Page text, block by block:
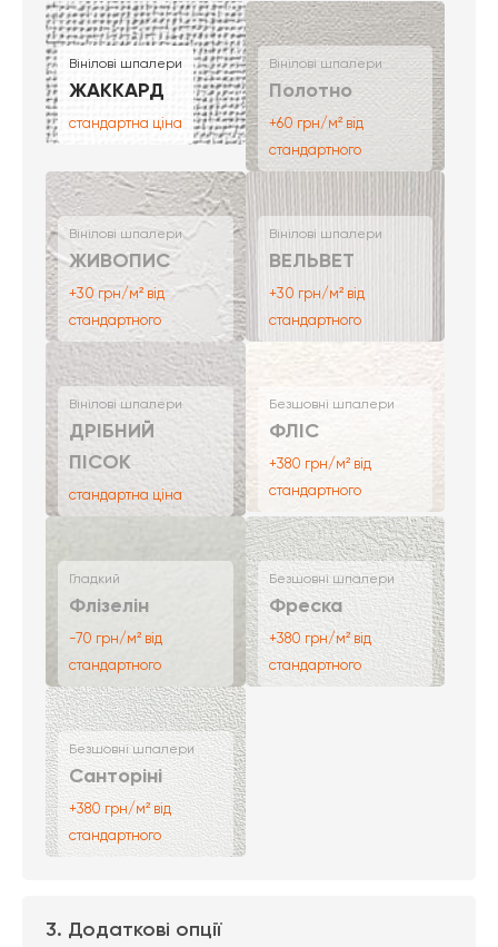
Вінілові шпалери
ЖАККАРД
стандартна ціна
Вінілові шпалери
Полотно
+60 грн/м² від
стандартного
Вінілові шпалери
ЖИВОПИС
+30 грн/м² від
стандартного
Вінілові шпалери
ВЕЛЬВЕТ
+30 грн/м² від
стандартного
Вінілові шпалери
ДРІБНИЙ
ПІСОК
стандартна ціна
Безшовні шпалери
ФЛІС
+380 грн/м² від
стандартного
Гладкий
Флізелін
-70 грн/м² від
стандартного
Безшовні шпалери
Фреска
+380 грн/м² від
стандартного
Безшовні шпалери
Санторіні
+380 грн/м² від
стандартного
3. Додаткові опції